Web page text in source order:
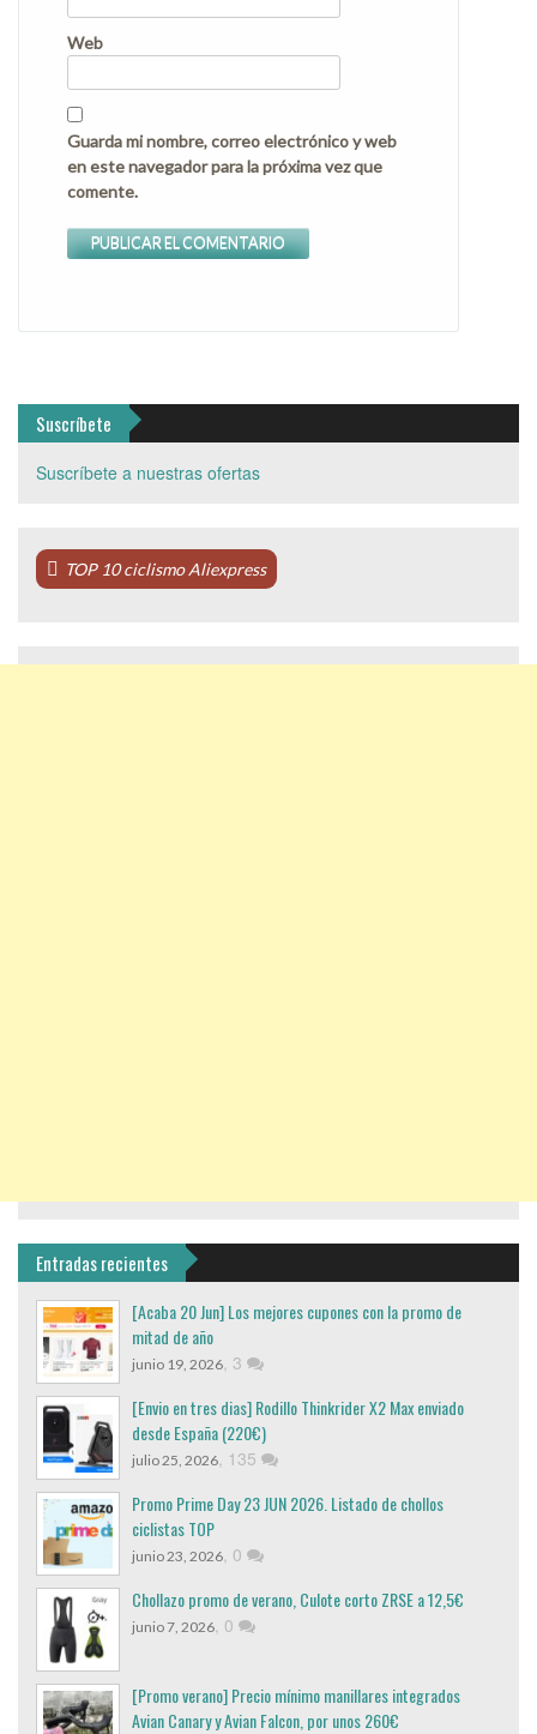
Web
Guarda mi nombre, correo electrónico y web
en este navegador para la próxima vez que
comente.
Suscríbete
Suscríbete a nuestras ofertas
TOP 10 ciclismo Aliexpress
Entradas recientes
[Acaba 20 Jun] Los mejores cupones con la promo de
mitad de año
junio 19, 2026, 3
[Envio en tres dias] Rodillo Thinkrider X2 Max enviado
desde España (220€)
julio 25, 2026, 135
Promo Prime Day 23 JUN 2026. Listado de chollos
ciclistas TOP
junio 23, 2026, 0
Chollazo promo de verano, Culote corto ZRSE a 12,5€
junio 7, 2026, 0
[Promo verano] Precio mínimo manillares integrados
Avian Canary y Avian Falcon, por unos 260€